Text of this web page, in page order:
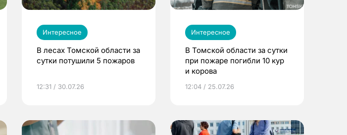
Интересное
В лесах Томской области за
сутки потушили 5 пожаров
12:31 / 30.07.26
Интересное
В Томской области за сутки
при пожаре погибли 10 кур
и корова
12:04 / 25.07.26